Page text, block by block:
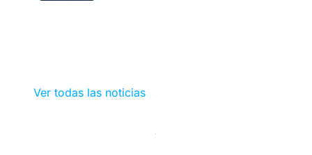
Ver todas las noticias